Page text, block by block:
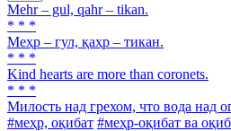
Mehr – gul, qahr – tikan.
* * *
Меҳр – гул, қаҳр – тикан.
* * *
Kind hearts are more than coronets.
* * *
Милость над грехом, что вода над
#меҳр, оқибат #меҳр-оқибат ва